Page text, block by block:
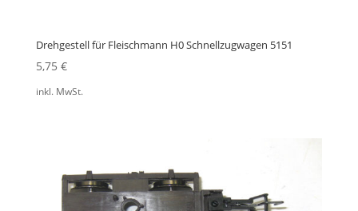
Drehgestell für Fleischmann H0 Schnellzugwagen 5151
5,75 €
inkl. MwSt.